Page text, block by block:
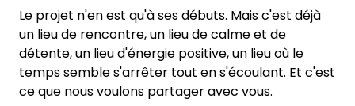
Le projet n'en est qu'à ses débuts. Mais c'est déjà
un lieu de rencontre, un lieu de calme et de
détente, un lieu d'énergie positive, un lieu où le
temps semble s'arrêter tout en s'écoulant. Et c'est
ce que nous voulons partager avec vous.